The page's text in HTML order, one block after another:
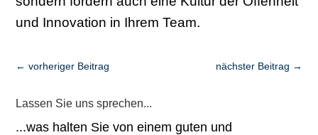
und Innovation in Ihrem Team.
←vorheriger Beitrag nächster Beitrag →
Lassen Sie uns sprechen...
...was halten Sie von einem guten und